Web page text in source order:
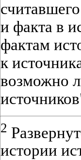
и факта в
фактам
к
возможно
2
истории